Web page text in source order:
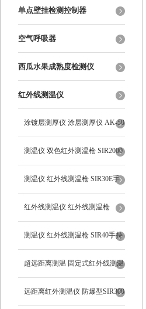
单点壁挂检测控制器
空气呼吸器
西瓜水果成熟度检测仪
红外线测温仪
涂镀层测厚仪 涂层测厚仪 AK-50
测温仪 双色红外测温枪 SIR2000
测温仪 红外线测温枪 SIR30E手
持式
红外线测温仪 红外线测温枪
SIR1550手持式
测温仪 红外线测温枪 SIR40手持
式系列
超远距离测温 固定式红外线测温
仪
远距离红外测温仪 防爆型SIR300